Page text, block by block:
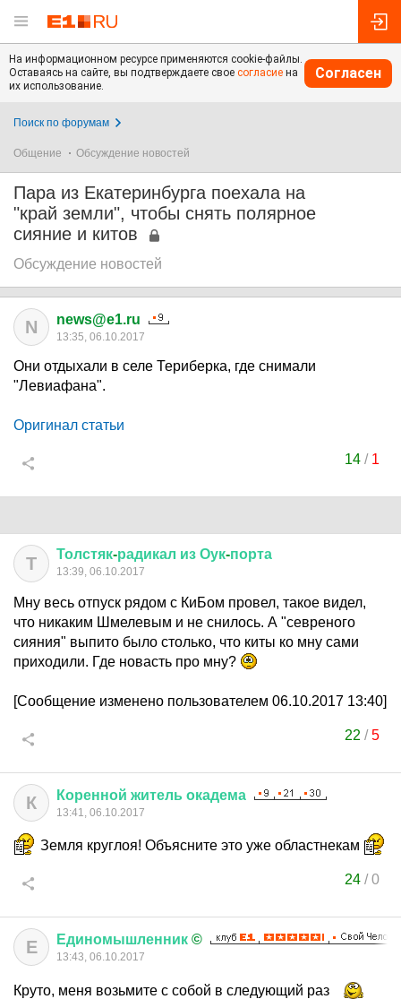
На информационном ресурсе применяются cookie-файлы.
Оставаясь на сайте, вы подтверждаете свое согласие на
их использование.
Согласен
Поиск по форумам
Общение Обсуждение новостей
Пара из Екатеринбурга поехала на
"край земли", чтобы снять полярное
сияние и китов
Обсуждение новостей
N news@e1.ru
13:35, 06.10.2017
Они отдыхали в селе Териберка, где снимали
"Левиафана".
Оригинал статьи
14 / 1
Т Толстяк-радикал из Оук-порта
13:39, 06.10.2017
Мну весь отпуск рядом с КиБом провел, такое видел,
что никаким Шмелевым и не снилось. А "севреного
сияния" выпито было столько, что киты ко мну сами
приходили. Где новасть про мну?
[Сообщение изменено пользователем 06.10.2017 13:40]
22 /5
К Коренной житель окадема
13:41, 06.10.2017
Земля круглоя! Объясните это уже областнекам
24 /0
Е Единомышленник ©
13:43, 06.10.2017
Круто, меня возьмите с собой в следующий раз